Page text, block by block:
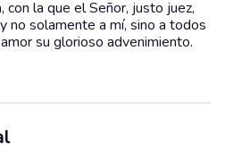
con la que el Señor, justo juez,
no solamente a mí, sino a todos
su glorioso advenimiento.